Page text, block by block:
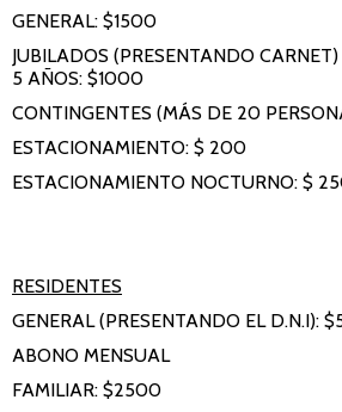
GENERAL: $1500
JUBILADOS (PRESENTANDO
5 AÑOS: $1000
CONTINGENTES (MÁS DE 20
ESTACIONAMIENTO: $ 200
ESTACIONAMIENTO NOCTURNO: $
RESIDENTES
GENERAL (PRESENTANDO EL D.N.I):
ABONO MENSUAL
FAMILIAR: $2500